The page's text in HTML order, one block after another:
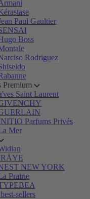
Paul Gaultier
Boss
Rodriguez
Premium
Saint Laurent
Parfums Privés
Mer
NEW YORK
Prairie
sellers